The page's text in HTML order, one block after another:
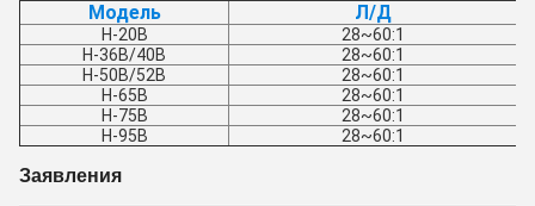
Модель Л/Д
H-20B
28~60:1
H-36B/40B
28~60:1
H-50B/52B
28~60:1
H-65B
28~60:1
H-75B
28~60:1
H-95B
28~60:1
Заявления